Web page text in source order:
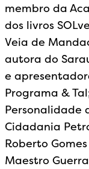
membro da
dos livros
Veia de
autora do
e
Programa &
Personalidade
Cidadania
Roberto
Maestro